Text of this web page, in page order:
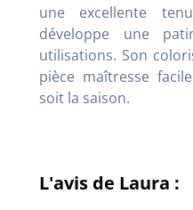
une excellente
développe une
utilisations. Son
pièce maîtresse
soit la saison.
L'avis de Laura :